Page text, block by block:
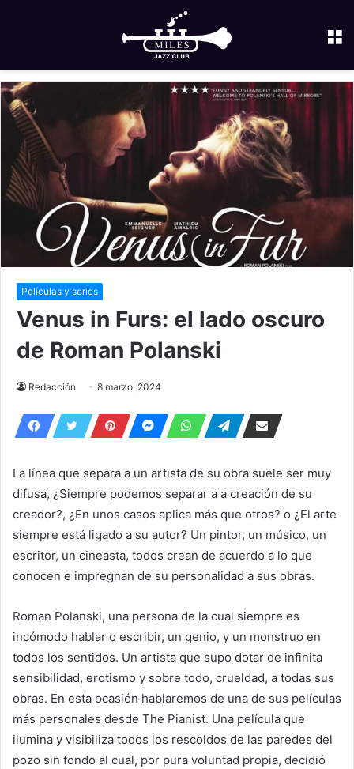
Películas y series
Venus in Furs: el lado oscuro
de Roman Polanski
Redacción 8 marzo, 2024
La línea que separa a un artista de su obra suele ser muy
difusa, ¿Siempre podemos separar a a creación de su
creador?, ¿En unos casos aplica más que otros? o ¿El arte
siempre está ligado a su autor? Un pintor, un músico, un
escritor, un cineasta, todos crean de acuerdo a lo que
conocen e impregnan de su personalidad a sus obras.
Roman Polanski, una persona de la cual siempre es
incómodo hablar o escribir, un genio, y un monstruo en
todos los sentidos. Un artista que supo dotar de infinita
sensibilidad, erotismo y sobre todo, crueldad, a todas sus
obras. En esta ocasión hablaremos de una de sus películas
más personales desde The Pianist. Una película que
ilumina y visibiliza todos los rescoldos de las paredes del
pozo sin fondo al cual, por pura voluntad propia, decidió